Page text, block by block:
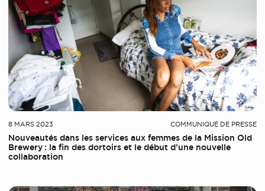
8 MARS 2023 COMMUNIQUÉ DE PRESSE
Nouveautés dans les services aux femmes de la Mission Old
Brewery : la fin des dortoirs et le début d’une nouvelle
collaboration